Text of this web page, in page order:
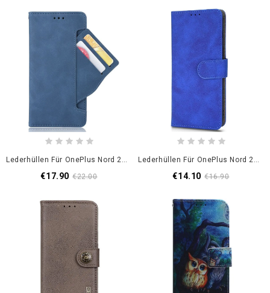
Lederhüllen Für OnePlus Nord 2T 5G Multi-Card Premier Class
€17.90 €22.00
Lederhüllen Für OnePlus Nord 2T 5G Mit Kordel Kunstleder Mit Riemen
€14.10 €16.90